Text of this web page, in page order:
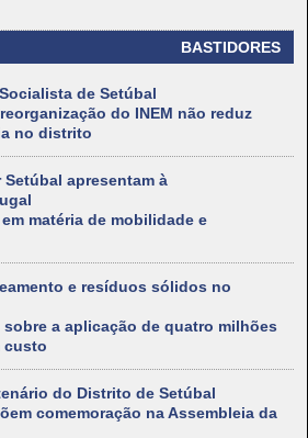
BASTIDORES
de Setúbal
do INEM não reduz
no distrito
apresentam à
matéria de mobilidade e
e resíduos sólidos no
sobre a aplicação de quatro milhões
custo
do Distrito de Setúbal
comemoração na Assembleia da